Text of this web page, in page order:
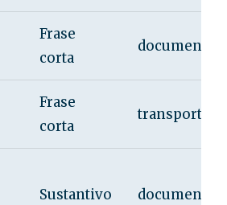
Frase
corta
Frase
corta
transporte
Sustantivo